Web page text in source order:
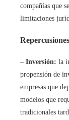
compañías que
limitaciones
– Inversión: la
propensión de
empresas que
modelos que
tradicionales